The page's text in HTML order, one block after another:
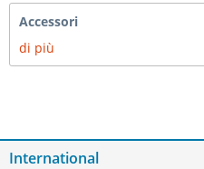
Accessori
di più
International